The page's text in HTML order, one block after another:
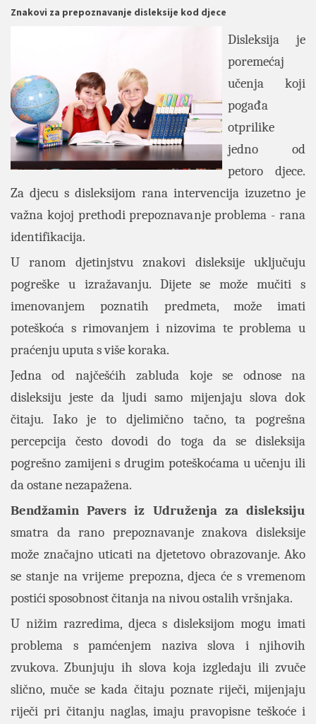
Znakovi za prepoznavanje disleksije kod djece
Disleksija je
poremećaj
učenja koji
pogađa
otprilike
jedno od
petoro djece.
Za djecu s disleksijom rana intervencija izuzetno je
važna kojoj prethodi prepoznavanje problema - rana
identifikacija.
U ranom djetinjstvu znakovi disleksije uključuju
pogreške u izražavanju. Dijete se može mučiti s
imenovanjem poznatih predmeta, može imati
poteškoća s rimovanjem i nizovima te problema u
praćenju uputa s više koraka.
Jedna od najčešćih zabluda koje se odnose na
disleksiju jeste da ljudi samo mijenjaju slova dok
čitaju. Iako je to djelimično tačno, ta pogrešna
percepcija često dovodi do toga da se disleksija
pogrešno zamijeni s drugim poteškoćama u učenju ili
da ostane nezapažena.
Bendžamin Pavers iz Udruženja za disleksiju
smatra da rano prepoznavanje znakova disleksije
može značajno uticati na djetetovo obrazovanje. Ako
se stanje na vrijeme prepozna, djeca će s vremenom
postići sposobnost čitanja na nivou ostalih vršnjaka.
U nižim razredima, djeca s disleksijom mogu imati
problema s pamćenjem naziva slova i njihovih
zvukova. Zbunjuju ih slova koja izgledaju ili zvuče
slično, muče se kada čitaju poznate riječi, mijenjaju
riječi pri čitanju naglas, imaju pravopisne teškoće i